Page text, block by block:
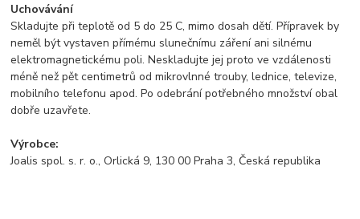
Uchovávání
Skladujte při teplotě od 5 do 25 C, mimo dosah dětí. Přípravek by
neměl být vystaven přímému slunečnímu záření ani silnému
elektromagnetickému poli. Neskladujte jej proto ve vzdálenosti
méně než pět centimetrů od mikrovlnné trouby, lednice, televize,
mobilního telefonu apod. Po odebrání potřebného množství obal
dobře uzavřete.
Výrobce:
Joalis spol. s. r. o., Orlická 9, 130 00 Praha 3, Česká republika